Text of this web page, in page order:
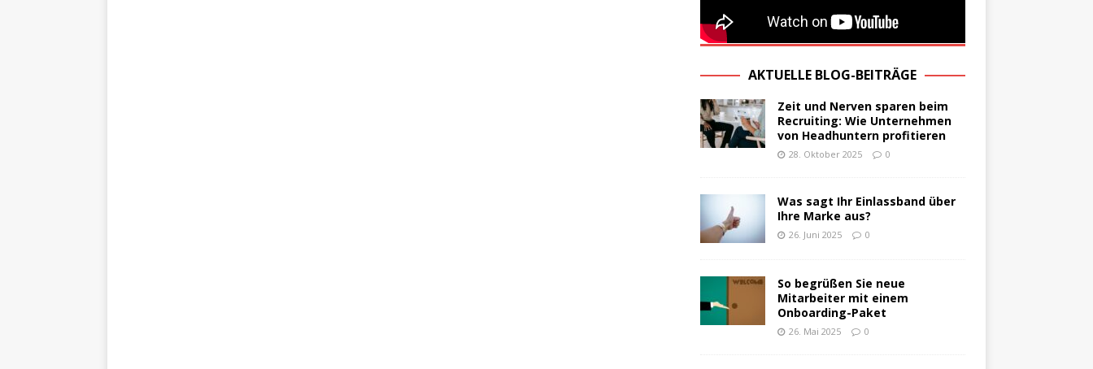
AKTUELLE BLOG-BEITRÄGE
Zeit und Nerven sparen beim
Recruiting: Wie Unternehmen
von Headhuntern profitieren
28. Oktober 2025 0
Was sagt Ihr Einlassband über
Ihre Marke aus?
26. Juni 2025 0
So begrüßen Sie neue
Mitarbeiter mit einem
Onboarding-Paket
26. Mai 2025 0